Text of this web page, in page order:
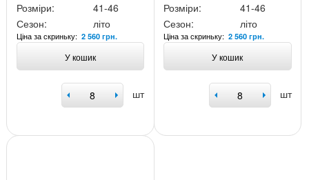
Розміри:
41-46
Сезон:
літо
Ціна за скриньку: 2 560 грн.
У кошик
шт
Розміри:
41-46
Сезон:
літо
Ціна за скриньку:2 560 грн.
У кошик
шт